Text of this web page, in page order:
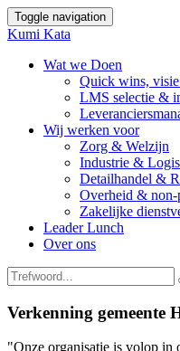
Toggle navigation
Kumi Kata
Wat we Doen
Quick wins,
LMS selectie &
Wij werken voor
Zorg & Welzijn
Industrie &
Detailhandel &
Overheid &
Zakelijke
Leader Lunch
Over ons
Verkenning gemeente
"Onze organisatie is volop in